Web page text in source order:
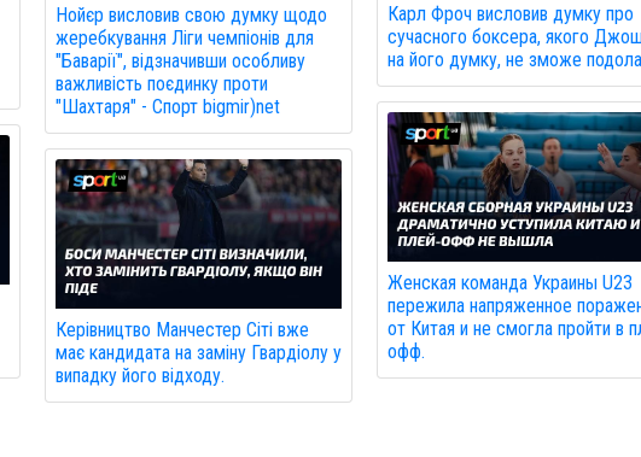
Нойєр висловив свою думку щодо
жеребкування Ліги чемпіонів для
"Баварії", відзначивши особливу
важливість поєдинку проти
"Шахтаря" - Спорт bigmir)net
Керівництво Манчестер Сіті вже
має кандидата на заміну Гвардіолу у
випадку його відходу.
Карл Фроч висловив думку про
сучасного боксера, якого
на його думку, не зможе
Женская команда Украины U23
пережила напряженное
от Китая и не смогла пройти в
офф.